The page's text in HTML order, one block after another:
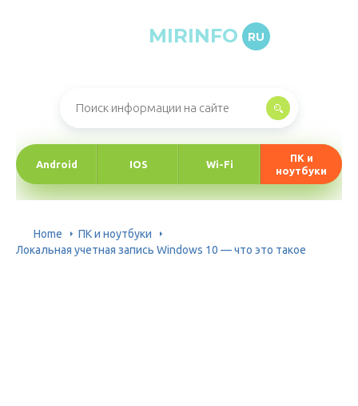
MIRINFO RU
Android IOS Wi-Fi
ПК и
ноутбуки
Home
ПК и ноутбуки
Локальная учетная запись Windows 10 — что это такое